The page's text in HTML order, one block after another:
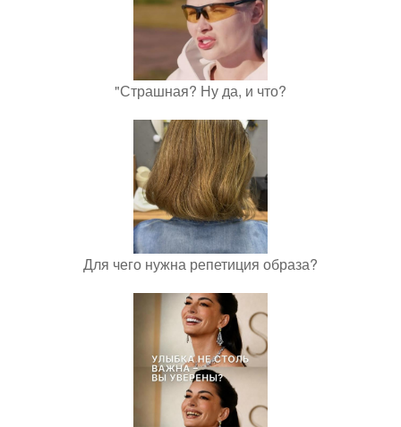
"Страшная? Ну да, и что?
Для чего нужна репетиция образа?